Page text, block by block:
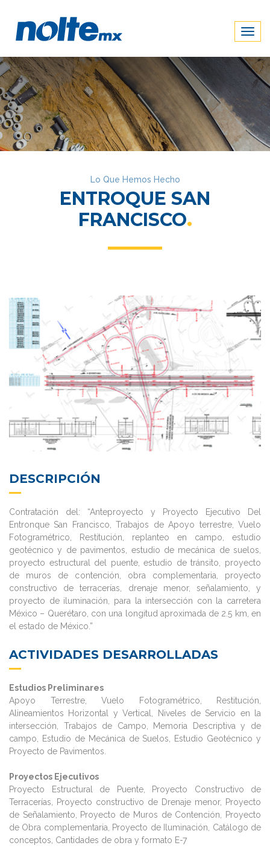
Lo Que Hemos Hecho
ENTROQUE SAN
FRANCISCO
DESCRIPCIÓN
Contratación del: “Anteproyecto y Proyecto Ejecutivo Del
Entronque San Francisco, Trabajos de Apoyo terrestre, Vuelo
Fotogramétrico, Restitución, replanteo en campo, estudio
geotécnico y de pavimentos, estudio de mecánica de suelos,
proyecto estructural del puente, estudio de tránsito, proyecto
de muros de contención, obra complementaria, proyecto
constructivo de terracerías, drenaje menor, señalamiento, y
proyecto de iluminación, para la intersección con la carretera
México – Querétaro, con una longitud aproximada de 2.5 km, en
el estado de México.”
ACTIVIDADES DESARROLLADAS
Estudios Preliminares
Apoyo Terrestre, Vuelo Fotogramétrico, Restitución,
Alineamientos Horizontal y Vertical, Niveles de Servicio en la
intersección, Trabajos de Campo, Memoria Descriptiva y de
campo, Estudio de Mecánica de Suelos, Estudio Geotécnico y
Proyecto de Pavimentos.
Proyectos Ejecutivos
Proyecto Estructural de Puente, Proyecto Constructivo de
Terracerías, Proyecto constructivo de Drenaje menor, Proyecto
de Señalamiento, Proyecto de Muros de Contención, Proyecto
de Obra complementaria, Proyecto de Iluminación, Catálogo de
conceptos, Cantidades de obra y formato E-7